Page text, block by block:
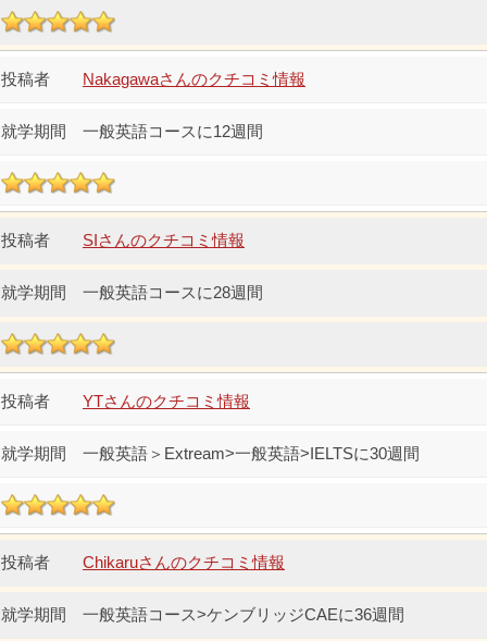
Nakagawaさんのクチコミ情報
一般英語コースに12週間
SIさんのクチコミ情報
一般英語コースに28週間
YTさんのクチコミ情報
一般英語＞Extream>一般英語>IELTSに30週間
Chikaruさんのクチコミ情報
一般英語コース>ケンブリッジCAEに36週間